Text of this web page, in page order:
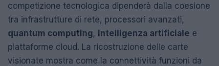
competizione tecnologica dipenderà dalla coesione
tra infrastrutture di rete, processori avanzati,
quantum computing, intelligenza artificiale e
piattaforme cloud. La ricostruzione delle carte
visionate mostra come la connettività funzioni da